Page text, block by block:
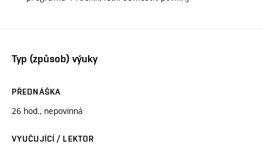
Typ (způsob) výuky
PŘEDNÁŠKA
26 hod., nepovinná
VYUČUJÍCÍ / LEKTOR